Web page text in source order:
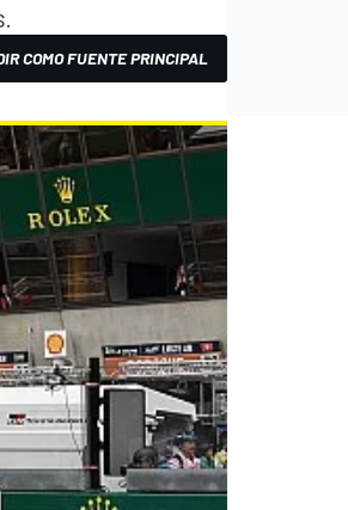
COMO FUENTE PRINCIPAL